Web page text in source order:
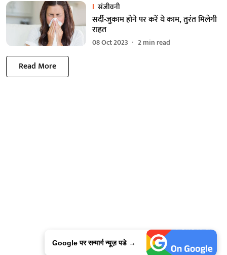
संजीवनी
सर्दी-जुकाम होने पर करें ये काम, तुरंत मिलेगी
राहत
08 Oct 2023 2min read
Read More
Google पर सन्मार्ग न्यूज़ पडे →